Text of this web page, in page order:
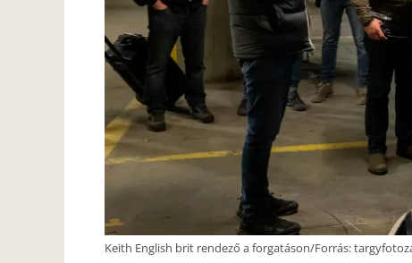
Keith English brit rendező a forgatáson/Forrás: